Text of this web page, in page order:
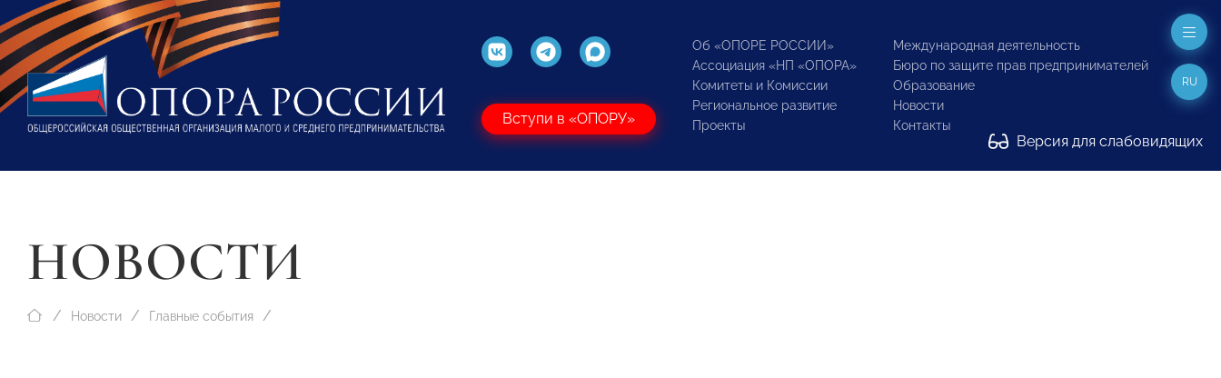
Вступи в «ОПОРУ»
Об «ОПОРЕ РОССИИ»
Ассоциация «НП «ОПОРА»
Комитеты и Комиссии
Региональное развитие
Проекты
Международная деятельность
Бюро по защите прав предпринимателей
Образование
Новости
Контакты
Версия для слабовидящих
RU
НОВОСТИ
Новости Главные события